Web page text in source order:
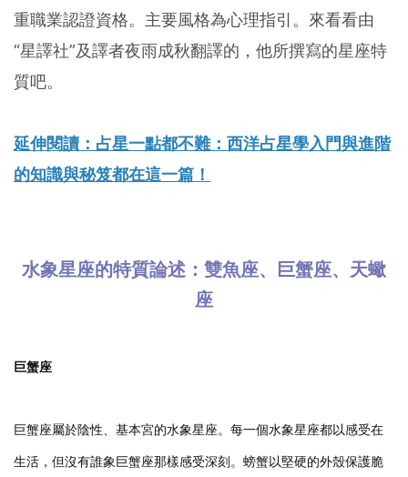
重職業認證資格。主要風格為心理指引。來看看由
“星譯社”及譯者夜雨成秋翻譯的，他所撰寫的星座特
質吧。
延伸閱讀：占星一點都不難：西洋占星學入門與進階
的知識與秘笈都在這一篇！
水象星座的特質論述：雙魚座、巨蟹座、天蠍
座
巨蟹座
巨蟹座屬於陰性、基本宮的水象星座。每一個水象星座都以感受在
生活，但沒有誰象巨蟹座那樣感受深刻。螃蟹以堅硬的外殼保護脆